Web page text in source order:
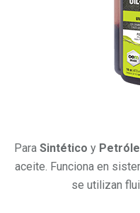
Para Sintético y
aceite. Funciona en
se utilizan